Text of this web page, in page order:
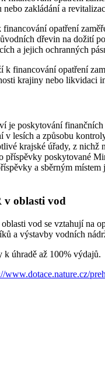
zakládání a
financování opatření
dřevin na dožití
a jejich ochranných
k financování opatření
krajiny nebo likvidaci
je poskytování
v lesích a způsobu
krajské úřady, z
příspěvky poskytované
a sběrným
v oblasti vod
vod se vztahují na
a výstavby vodních
k úhradě až 100% výdajů.
www.dotace.nature.cz/